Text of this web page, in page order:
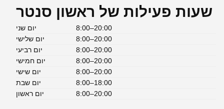
שעות פעילות של ראשון סנטר
יום שני
8:00–20:00
יום שלישי
8:00–20:00
יום רביעי
8:00–20:00
יום חמישי
8:00–20:00
יום שישי
8:00–20:00
יום שבת
8:00–18:00
יום ראשון
8:00–20:00